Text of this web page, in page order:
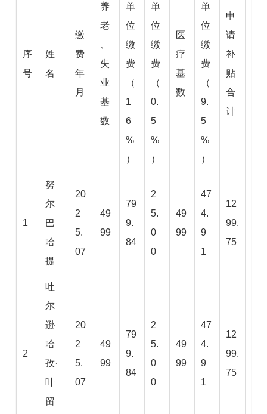
序
号
姓
名
缴
费
年
月
养
老
失
业
基
数
单
位
缴
费
（
1
6
%
）
单
位
缴
费
（
0.
5
%
）
医
疗
基
数
单
位
缴
费
（
9.
5
%
）
申
请
补
贴
合
计
1
努
尔
巴
哈
提
20
2
5.
07
49
99
79
9.
84
2
5.
0
0
49
99
47
4.
9
1
12
99.
75
2
吐
尔
逊
哈
孜·
叶
留
20
2
5.
07
49
99
79
9.
84
2
5.
0
0
49
99
47
4.
9
1
12
99.
75